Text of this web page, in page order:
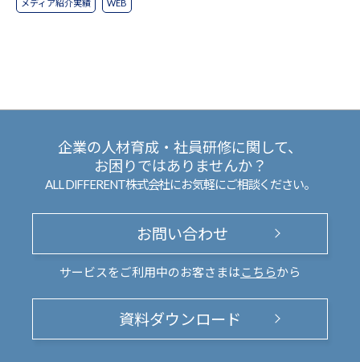
メディア紹介実績 WEB
企業の人材育成・社員研修に関して、
お困りではありませんか？
ALL DIFFERENT株式会社にお気軽にご相談ください。
お問い合わせ
サービスをご利用中のお客さまは こちらから
資料ダウンロード